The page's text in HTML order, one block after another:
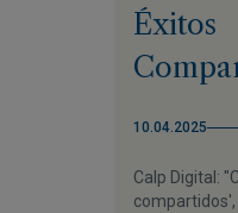
Éxitos
10.04.2025
Calp Digital: